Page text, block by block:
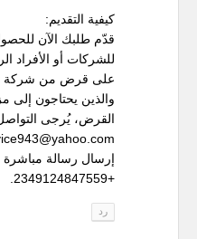
كيفية التقديم:
قدّم طلبك الآن
للشركات أو الأفراد
على قرض من شركة
والذين يحتاجون
القرض، يُرجى التواصل
إرسال رسالة مباشرة
+2349124847559.
رد